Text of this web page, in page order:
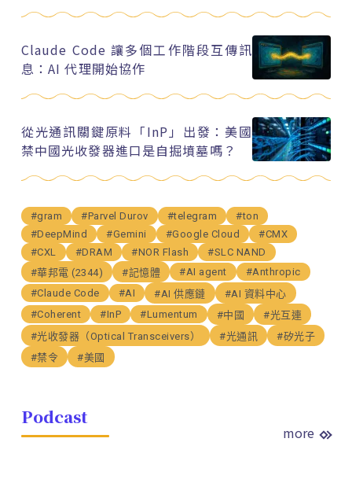
Claude Code 讓多個工作階段互傳訊
息：AI 代理開始協作
從光通訊關鍵原料「InP」出發：美國
禁中國光收發器進口是自掘墳墓嗎？
#gram #Parvel Durov #telegram
#ton
#DeepMind
#Gemini #Google Cloud
#CMX
#CXL
#DRAM #NOR Flash
#SLC NAND
#華邦電 (2344)
#記憶體 #AI agent
#Anthropic
#Claude Code
#AI #AI 供應鏈
#AI 資料中心
#Coherent
#InP #Lumentum #中國
#光互連
#光收發器（Optical Transceivers）
#光通訊
#矽光子
#禁令
#美國
Podcast
more